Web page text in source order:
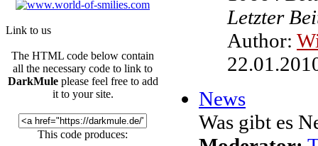
Link to us
The HTML code below contain
all the necessary code to link to
DarkMuleplease feel free to add
it to your site.
This code produces:
Letzter
Author:
News
Was gibt es